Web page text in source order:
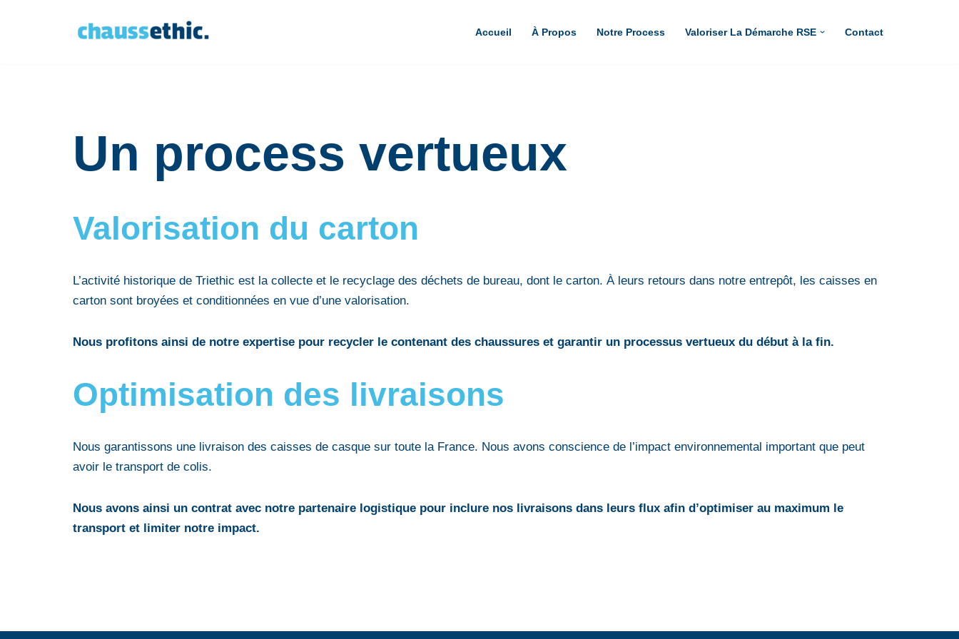
Accueil À Propos Notre Process Valoriser La Démarche RSE Contact
Un process vertueux
Valorisation du carton
L’activité historique de Triethic est la collecte et le recyclage des déchets de bureau, dont le carton. À leurs retours dans notre entrepôt, les caisses en
carton sont broyées et conditionnées en vue d’une valorisation.
Nous profitons ainsi de notre expertise pour recycler le contenant des chaussures et garantir un processus vertueux du début à la fin.
Optimisation des livraisons
Nous garantissons une livraison des caisses de casque sur toute la France. Nous avons conscience de l’impact environnemental important que peut
avoir le transport de colis.
Nous avons ainsi un contrat avec notre partenaire logistique pour inclure nos livraisons dans leurs flux afin d’optimiser au maximum le
transport et limiter notre impact.